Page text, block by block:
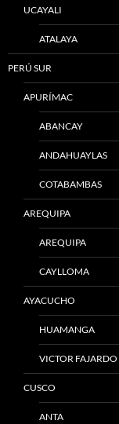
UCAYALI
ATALAYA
PERÚ SUR
APURÍMAC
ABANCAY
ANDAHUAYLAS
COTABAMBAS
AREQUIPA
AREQUIPA
CAYLLOMA
AYACUCHO
HUAMANGA
VICTOR FAJARDO
CUSCO
ANTA